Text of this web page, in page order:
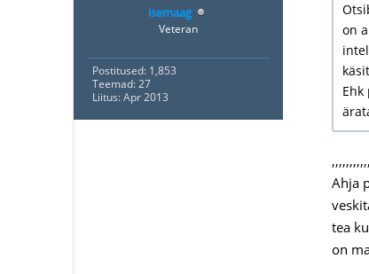
isemaag
Veteran
Postitused: 1,853
Teemad: 27
Liitus: Apr 2013
on
Ahja
tea
on